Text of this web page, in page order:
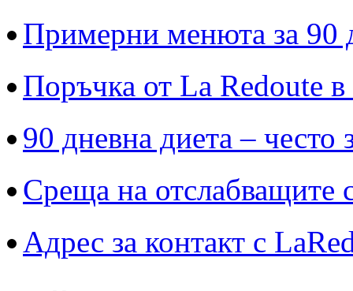
Примерни менюта за 90
Поръчка от La Redoute
90 дневна диета – често
Среща на отслабващите
Адрес за контакт с